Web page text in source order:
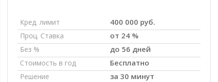
Кред. лимит 400 000 руб.
Проц. Ставка от 24 %
Без % до 56 дней
Стоимость в год Бесплатно
Решение за 30 минут